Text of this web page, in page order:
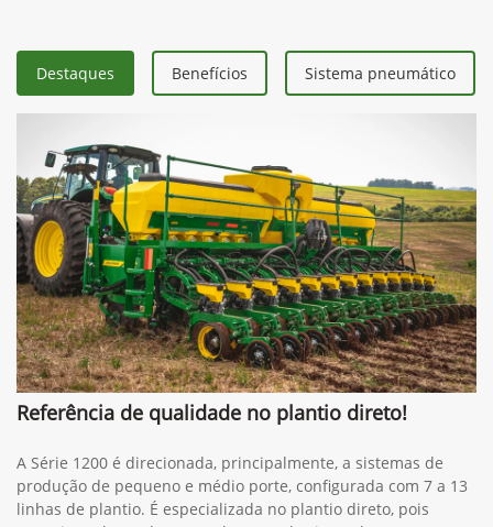
Destaques Benefícios Sistema pneumático
Referência de qualidade no plantio direto!
A Série 1200 é direcionada, principalmente, a sistemas de
produção de pequeno e médio porte, configurada com 7 a 13
linhas de plantio. É especializada no plantio direto, pois